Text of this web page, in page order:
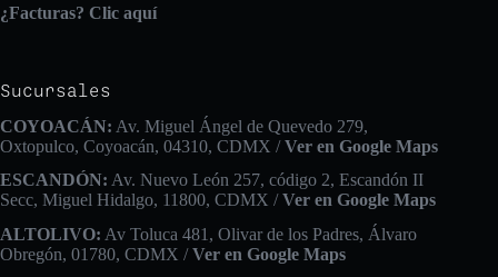
¿Facturas? Clic aquí
Sucursales
COYOACÁN: Av. Miguel Ángel de Quevedo 279,
Oxtopulco, Coyoacán, 04310, CDMX / Ver en Google Maps
ESCANDÓN: Av. Nuevo León 257, código 2, Escandón II
Secc, Miguel Hidalgo, 11800, CDMX /Ver en Google Maps
ALTOLIVO: Av Toluca 481, Olivar de los Padres, Álvaro
Obregón, 01780, CDMX /Ver en Google Maps